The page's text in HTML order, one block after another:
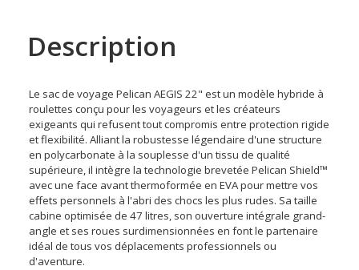
Description
Le sac de voyage Pelican AEGIS 22" est un modèle hybride à
roulettes conçu pour les voyageurs et les créateurs
exigeants qui refusent tout compromis entre protection rigide
et flexibilité. Alliant la robustesse légendaire d'une structure
en polycarbonate à la souplesse d'un tissu de qualité
supérieure, il intègre la technologie brevetée Pelican Shield™
avec une face avant thermoformée en EVA pour mettre vos
effets personnels à l'abri des chocs les plus rudes. Sa taille
cabine optimisée de 47 litres, son ouverture intégrale grand-
angle et ses roues surdimensionnées en font le partenaire
idéal de tous vos déplacements professionnels ou
d'aventure.